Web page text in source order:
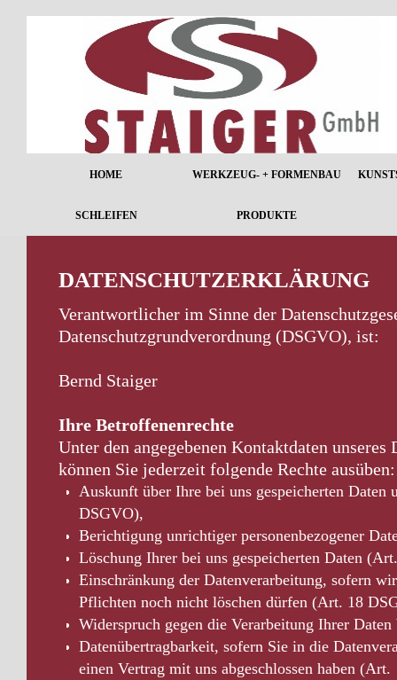
HOME WERKZEUG- + FORMENBAU
SCHLEIFEN PRODUKTE
DATENSCHUTZERKLÄRUNG
Verantwortlicher im Sinne der
Datenschutzgrundverordnung (DSGVO), ist:
Bernd Staiger
Ihre Betroffenenrechte
Unter den angegebenen Kontaktdaten unseres
können Sie jederzeit folgende Rechte ausüben:
Auskunft über Ihre bei uns gespeicherten Daten
DSGVO),
Berichtigung unrichtiger personenbezogener
Löschung Ihrer bei uns gespeicherten Daten
Einschränkung der Datenverarbeitung, sofern
Pflichten noch nicht löschen dürfen (Art. 18
Widerspruch gegen die Verarbeitung Ihrer
Datenübertragbarkeit, sofern Sie in die
einen Vertrag mit uns abgeschlossen haben